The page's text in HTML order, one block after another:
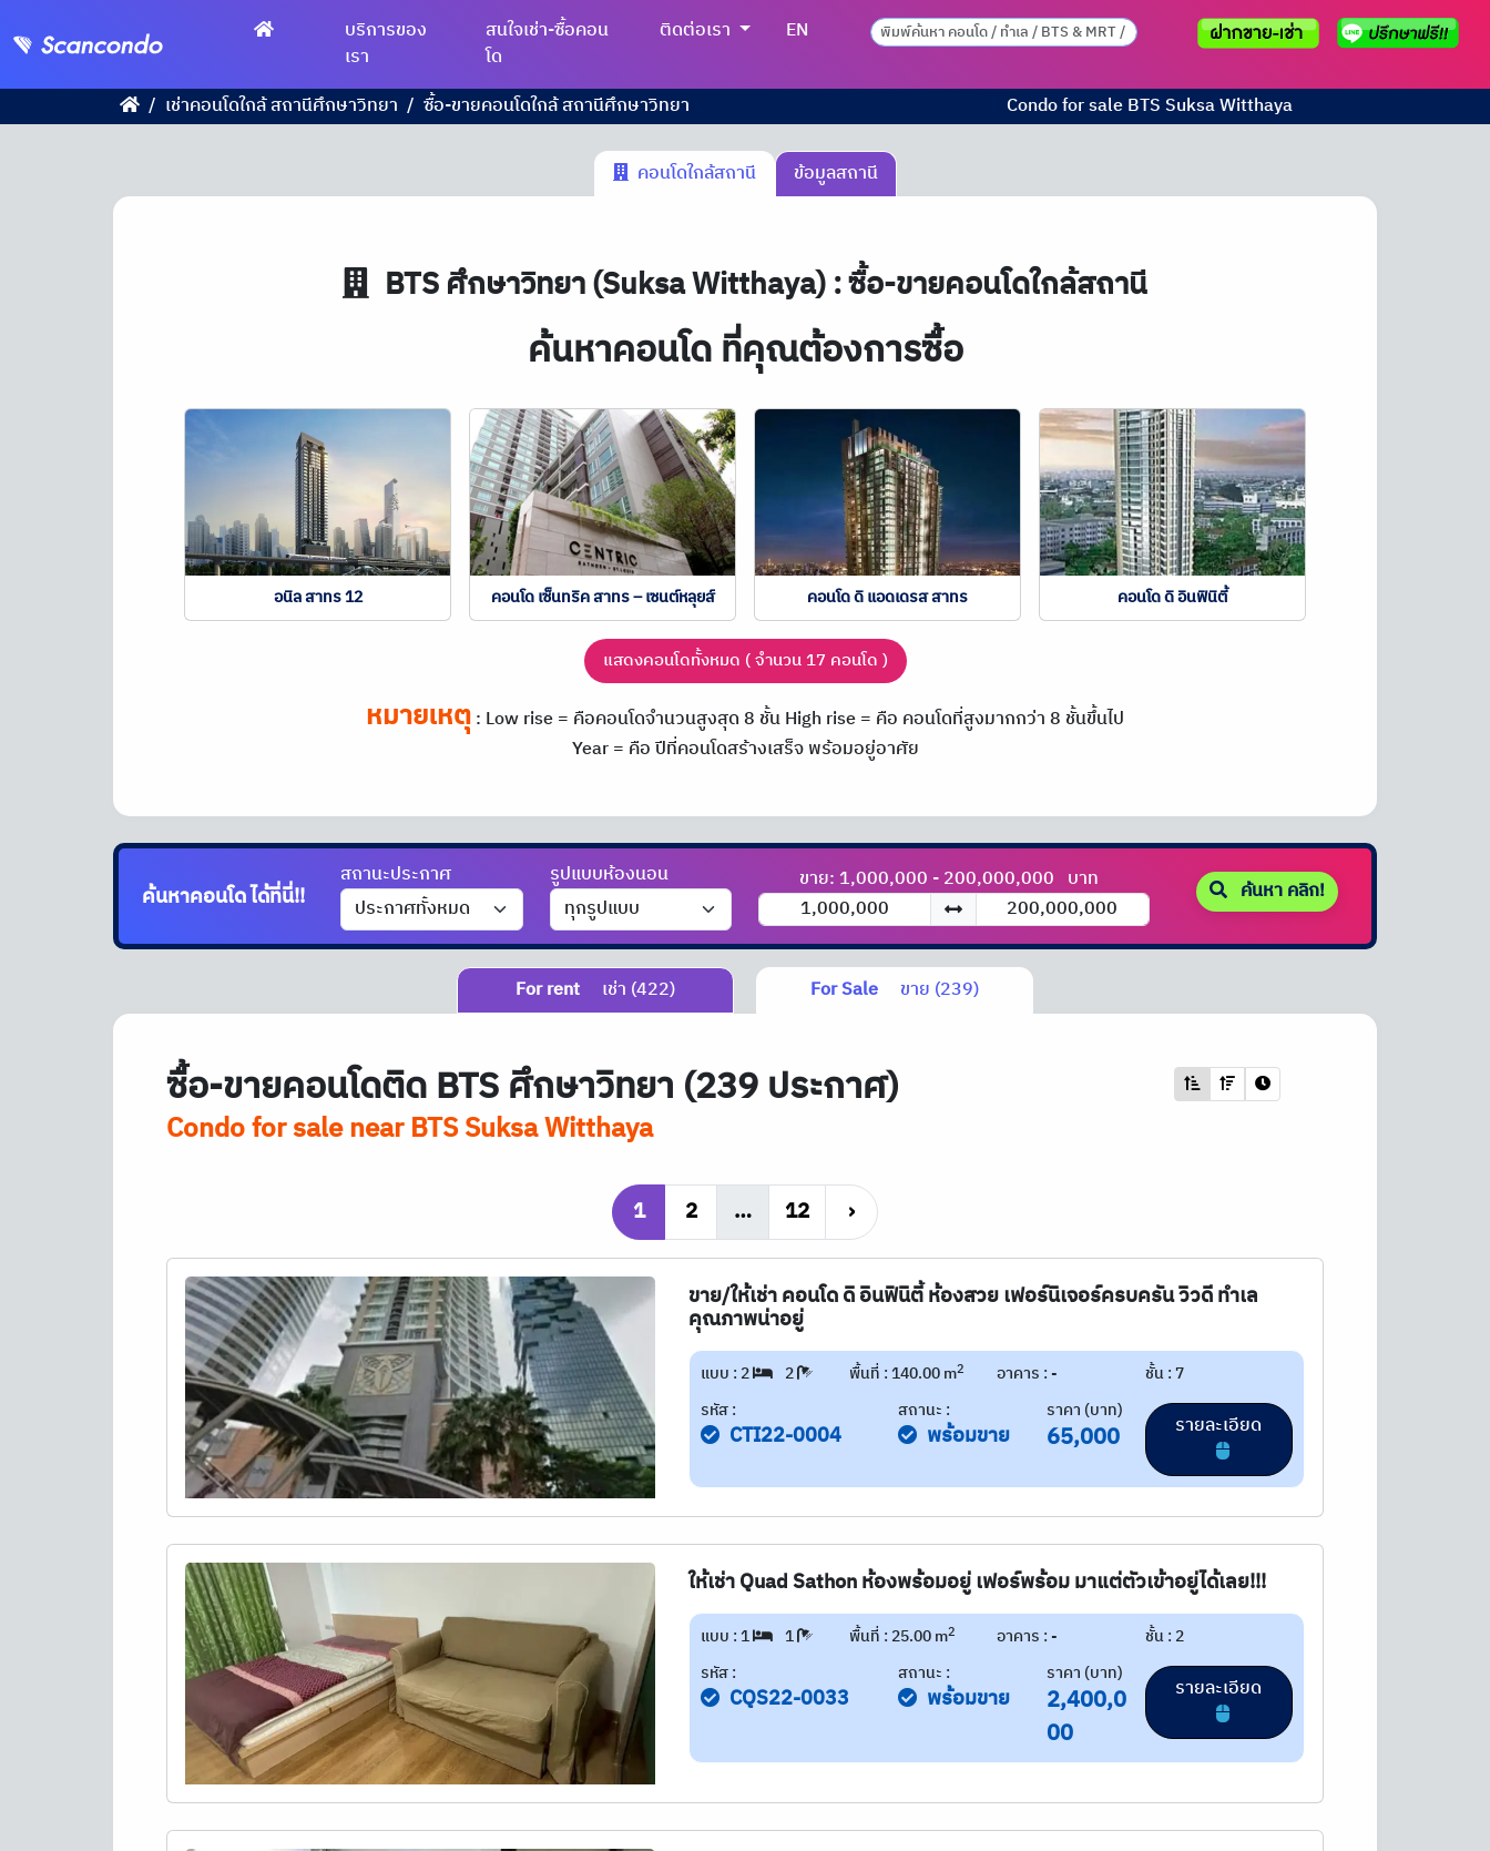
บริการของ
เรา
สนใจเช่า-ซื้อคอน
โด
ติดต่อเรา EN
เช่าคอนโดใกล้ สถานีศึกษาวิทยา ซื้อ-ขายคอนโดใกล้ สถานีศึกษาวิทยา Condo for saleBTSSuksa Witthaya
คอนโดใกล้สถานี ข้อมูลสถานี
BTSศึกษาวิทยา (Suksa Witthaya) : ซื้อ-ขายคอนโดใกล้สถานี
ค้นหาคอนโด ที่คุณต้องการซื้อ
อนิล สาทร 12 คอนโด เซ็นทริค สาทร – เซนต์หลุยส์ คอนโด ดิ แอดเดรส สาทร คอนโด ดิ อินฟินิตี้
แสดงคอนโดทั้งหมด ( จำนวน 17 คอนโด )
หมายเหตุ: Low rise = คือคอนโดจำนวนสูงสุด 8 ชั้นHigh rise = คือ คอนโดที่สูงมากกว่า 8 ชั้นขึ้นไป
Year = คือ ปีที่คอนโดสร้างเสร็จ พร้อมอยู่อาศัย
ค้นหาคอนโดได้ที่นี่!!
สถานะประกาศ รูปแบบห้องนอน ขาย: 1,000,000 - 200,000,000 บาท ค้นหา คลิก!
For rent เช่า (422) For Sale ขาย (239)
ซื้อ-ขายคอนโดติดBTSศึกษาวิทยา (239 ประกาศ)
Condo for sale nearBTSSuksa Witthaya
1 2 … 12 ›
ขาย/ให้เช่า คอนโด ดิ อินฟินิตี้ ห้องสวย เฟอร์นิเจอร์ครบครัน วิวดี ทำเล
คุณภาพน่าอยู่
แบบ : 2 2 พื้นที่ : 140.00 m2 อาคาร : -
ชั้น : 7
รหัส :
CTI22-0004
สถานะ :
พร้อมขาย
ราคา (บาท)
65,000
ให้เช่า Quad Sathon ห้องพร้อมอยู่ เฟอร์พร้อม มาแต่ตัวเข้าอยู่ได้เลย!!!
แบบ : 1 1 พื้นที่ : 25.00 m2 อาคาร : -
ชั้น : 2
รหัส :
CQS22-0033
สถานะ :
พร้อมขาย
ราคา (บาท)
2,400,0
00